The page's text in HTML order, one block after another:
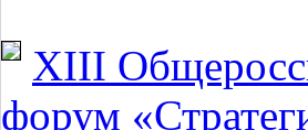
XIII
форум